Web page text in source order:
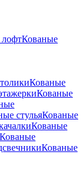
лофтКованые
Кованые
Кованые
стульяКованые
Кованые
Кованые
Кованые